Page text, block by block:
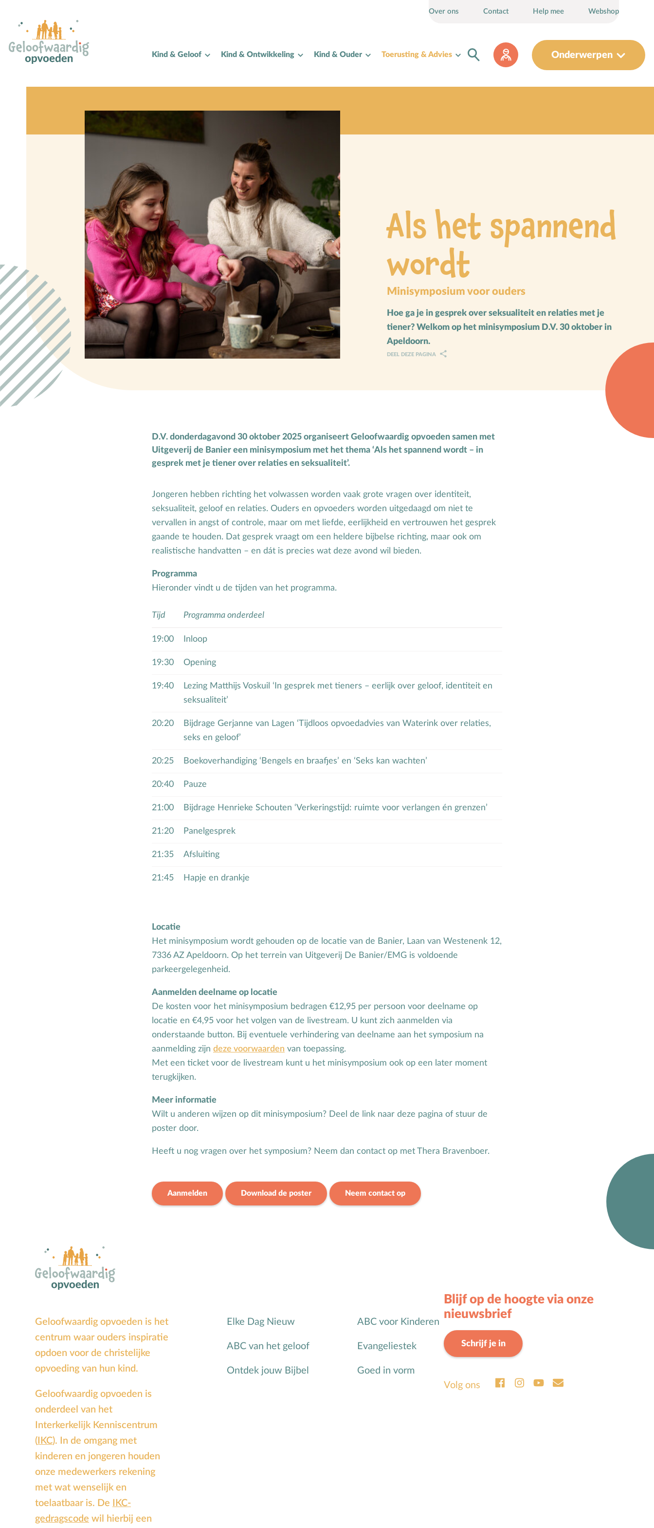
Over ons Contact Help mee Webshop
Kind & Geloof Kind & Ontwikkeling Kind & Ouder Toerusting & Advies Onderwerpen
Alle onderwerpen
Bijbelse kernbegrippen
Bijbelteksten memoriseren
Dankdag
Doopdag
Duurzaamheid
Echtscheiding
Emoties
Evangeliseren
F
Films en games
G
Gebedsvormen
Geloofsgesprek
Geloofsopvoeding
Kerkgeschiedenis
Kerstverhalen
Kindermishandeling/-misbruik
Kleuter
L
Lichamelijke ontwikkeling
Meerbegaafd/hoogbegaafd
Mensbeeld
Moeder-kindrelatie
Muziek
N
Natuur
Opvoedstijl
Oud & Nieuw
Ouderschap
P
Pasen
Puberteit
S
School
Vakantie
Verhuizen
Verlies
Voeding
Vriendschap
Zwangerschap
Als het spannend
wordt
Minisymposium voor ouders
Hoe ga je in gesprek over seksualiteit en relaties met je
tiener? Welkom op het minisymposium D.V. 30 oktober in
Apeldoorn.
DEEL DEZE PAGINA
D.V. donderdagavond 30 oktober 2025 organiseert Geloofwaardig opvoeden samen met
Uitgeverij de Banier een minisymposium met het thema ‘Als het spannend wordt – in
gesprek met je tiener over relaties en seksualiteit’.
Jongeren hebben richting het volwassen worden vaak grote vragen over identiteit,
seksualiteit, geloof en relaties. Ouders en opvoeders worden uitgedaagd om niet te
vervallen in angst of controle, maar om met liefde, eerlijkheid en vertrouwen het gesprek
gaande te houden. Dat gesprek vraagt om een heldere bijbelse richting, maar ook om
realistische handvatten – en dát is precies wat deze avond wil bieden.
Programma
Hieronder vindt u de tijden van het programma.
Tijd Programma onderdeel
19:00 Inloop
19:30 Opening
19:40
Lezing Matthijs Voskuil ‘In gesprek met tieners – eerlijk over geloof, identiteit en
seksualiteit’
20:20
Bijdrage Gerjanne van Lagen ‘Tijdloos opvoedadvies van Waterink over relaties,
seks en geloof’
20:25 Boekoverhandiging ‘Bengels en braafjes’ en ‘Seks kan wachten’
20:40 Pauze
21:00 Bijdrage Henrieke Schouten ‘Verkeringstijd: ruimte voor verlangen én grenzen’
21:20 Panelgesprek
21:35 Afsluiting
21:45 Hapje en drankje
Locatie
Het minisymposium wordt gehouden op de locatie van de Banier, Laan van Westenenk 12,
7336 AZ Apeldoorn. Op het terrein van Uitgeverij De Banier/EMG is voldoende
parkeergelegenheid.
Aanmelden deelname op locatie
De kosten voor het minisymposium bedragen €12,95 per persoon voor deelname op
locatie en €4,95 voor het volgen van de livestream. U kunt zich aanmelden via
onderstaande button. Bij eventuele verhindering van deelname aan het symposium na
aanmelding zijn deze voorwaarden van toepassing.
Met een ticket voor de livestream kunt u het minisymposium ook op een later moment
terugkijken.
Meer informatie
Wilt u anderen wijzen op dit minisymposium? Deel de link naar deze pagina of stuur de
poster door.
Heeft u nog vragen over het symposium? Neem dan contact op met Thera Bravenboer.
Aanmelden Download de poster Neem contact op
Geloofwaardig opvoeden is het
centrum waar ouders inspiratie
opdoen voor de christelijke
opvoeding van hun kind.
Geloofwaardig opvoeden is
onderdeel van het
Interkerkelijk Kenniscentrum
( IKC). In de omgang met
kinderen en jongeren houden
onze medewerkers rekening
met wat wenselijk en
toelaatbaar is. De
IKC-
gedragscode wil hierbij een
Elke Dag Nieuw ABC voor Kinderen
ABC van het geloof Evangeliestek
Ontdek jouw Bijbel Goed in vorm
Blijf op de hoogte via onze
nieuwsbrief
Schrijf je in
Volg ons